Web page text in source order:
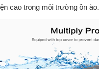
cao trong môi trường ồn ào.